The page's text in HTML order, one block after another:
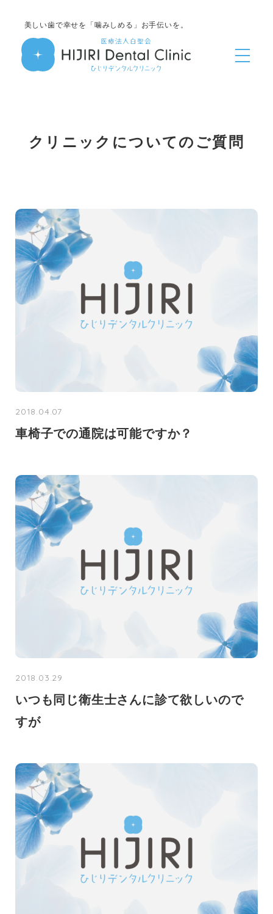
美しい歯で幸せを「噛みしめる」お手伝いを。
クリニックについてのご質問
2018.04.07
車椅子での通院は可能ですか？
2018.03.29
いつも同じ衛生士さんに診て欲しいので
すが